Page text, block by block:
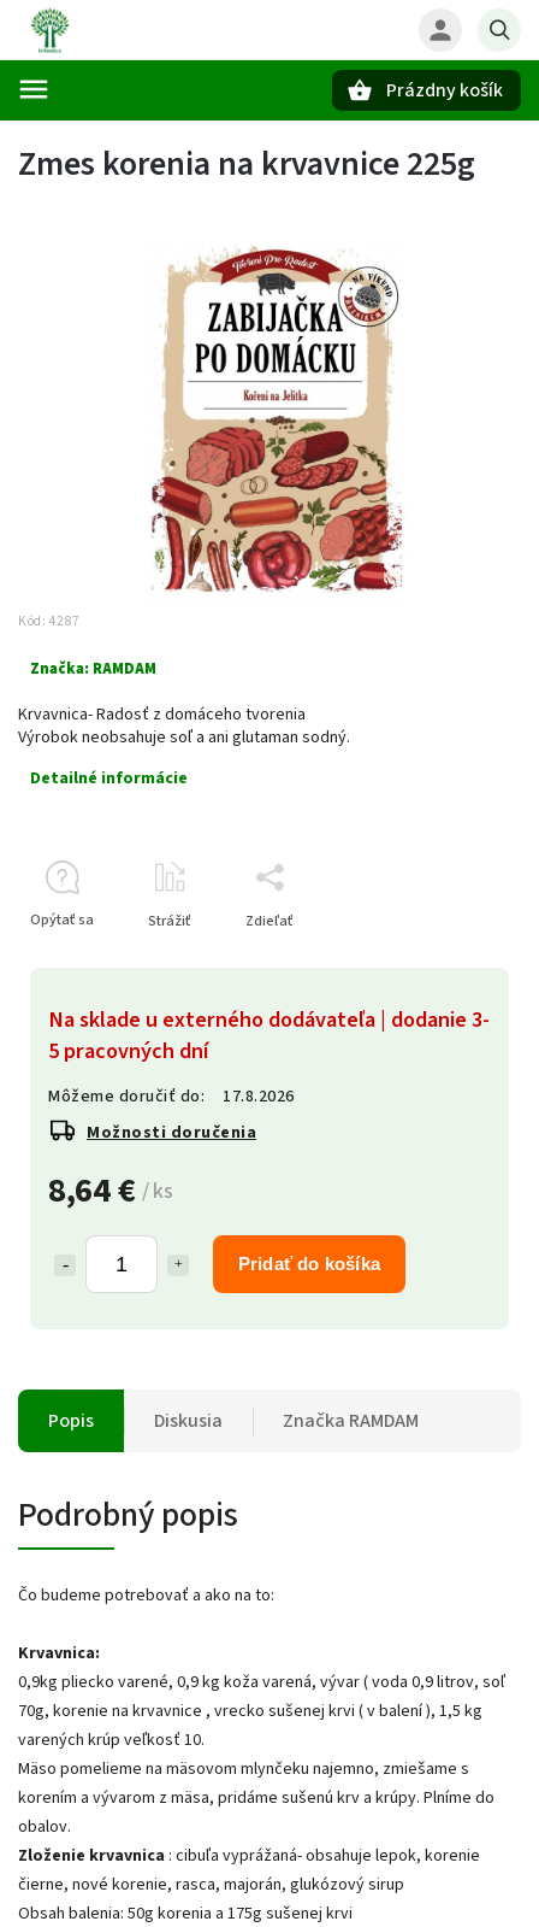
Prázdny košík
Zmes korenia na krvavnice 225g
Kód: 4287
Značka: RAMDAM
8,64 € / ks
Pridať do košíka
Na sklade u externého dodávateľa | dodanie 3-
5 pracovných dní
Môžeme doručiť do:
17.8.2026
Možnosti doručenia
Krvavnica- Radosť z domáceho tvorenia
Výrobok neobsahuje soľ a ani glutaman sodný.
Detailné informácie
Opýtať sa Strážiť Zdieľať
Popis Diskusia Značka RAMDAM
Podrobný popis
Čo budeme potrebovať a ako na to:
Krvavnica:
0,9kg pliecko varené, 0,9 kg koža varená, vývar ( voda 0,9 litrov, soľ
70g, korenie na krvavnice , vrecko sušenej krvi ( v balení ), 1,5 kg
varených krúp veľkosť 10.
Mäso pomelieme na mäsovom mlynčeku najemno, zmiešame s
korením a vývarom z mäsa, pridáme sušenú krv a krúpy. Plníme do
obalov.
Zloženie krvavnica : cibuľa vyprážaná- obsahuje lepok, korenie
čierne, nové korenie, rasca, majorán, glukózový sirup
Obsah balenia: 50g korenia a 175g sušenej krvi